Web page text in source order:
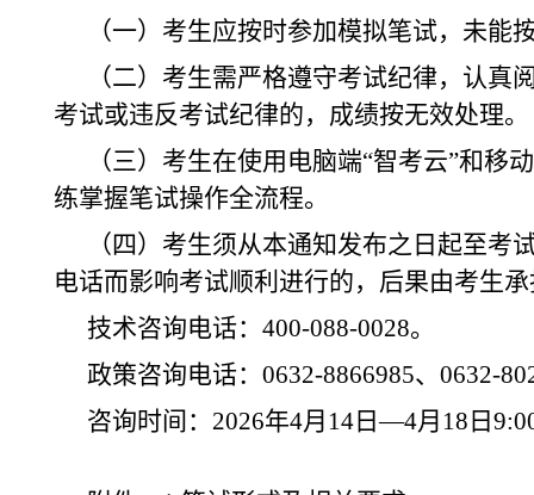
（一）考生应按时参加模拟笔试，未
（二）考生需严格遵守考试纪律，认
考试或违反考试纪律的，成绩按无效处理。
（三）考生在使用电脑端“智考云”和
练掌握笔试操作全流程。
（四）考生须从本通知发布之日起至
电话而影响考试顺利进行的，后果由考生
技术咨询电话：400-088-0028。
政策咨询电话： 0632-8866985、0632-
咨询时间：2026年4月14日—4月18日